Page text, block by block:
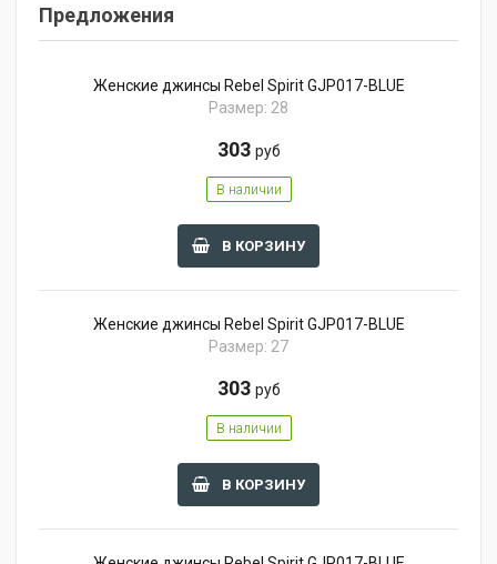
Предложения
Женские джинсы Rebel Spirit GJP017-BLUE
Размер: 28
303 руб
В наличии
В КОРЗИНУ
Женские джинсы Rebel Spirit GJP017-BLUE
Размер: 27
303 руб
В наличии
В КОРЗИНУ